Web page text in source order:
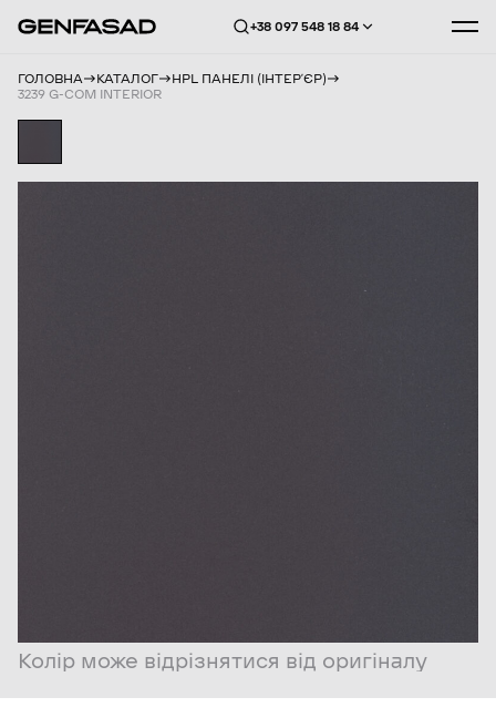
+38 097 548 18 84
ГОЛОВНА КАТАЛОГ
HPL ПАНЕЛІ (ІНТЕРʼЄР)
3239 G-COM INTERIOR
Колір може відрізнятися від оригіналу